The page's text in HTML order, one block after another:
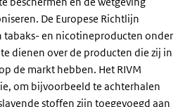
De Europese Richtlijn
en nicotineproducten onder
dienen over de producten die zij in
de markt hebben. Het RIVM
om bijvoorbeeld te achterhalen
stoffen zijn toegevoegd aan